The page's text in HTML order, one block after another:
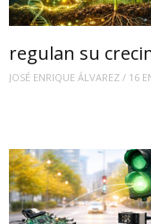
regulan su
JOSÉ ENRIQUE ÁLVAREZ / 16